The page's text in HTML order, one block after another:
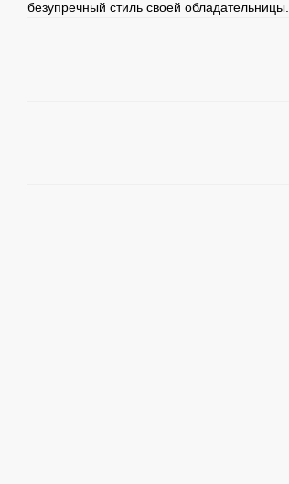
безупречный стиль своей обладательницы.